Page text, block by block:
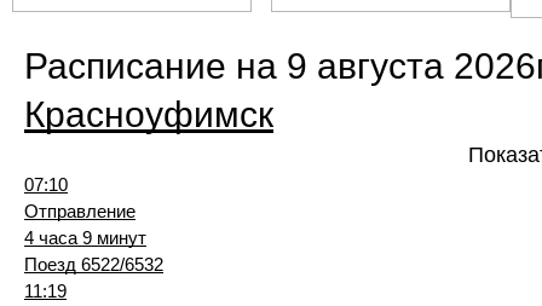
Расписание на 9 августа
Красноуфимск
07:10
Отправление
4 часа 9 минут
Поезд 6522/6532
11:19